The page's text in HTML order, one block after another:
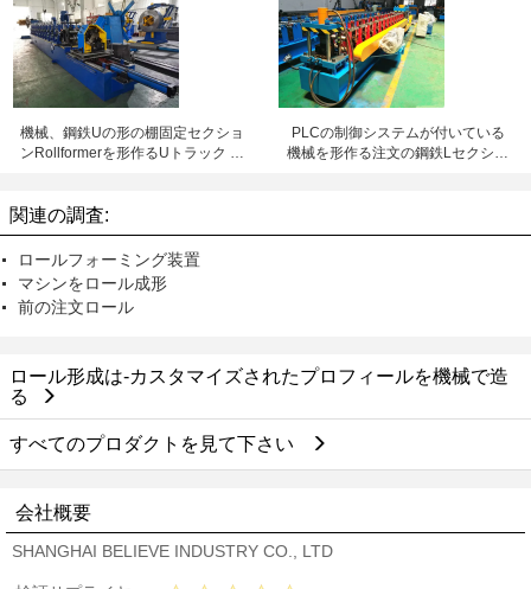
ロール
機械、鋼鉄Uの形の棚固定セクショ
ンRollformerを形作るUトラック ロ
PLCの制御システムが付いている
機械を形作る注文の鋼鉄Lセクショ
関連の調査:
ロールフォーミング装置
マシンをロール成形
前の注文ロール
ロール形成は-カスタマイズされたプロフィールを機械で造
る
すべてのプロダクトを見て下さい
会社概要
SHANGHAI BELIEVE INDUSTRY CO., LTD